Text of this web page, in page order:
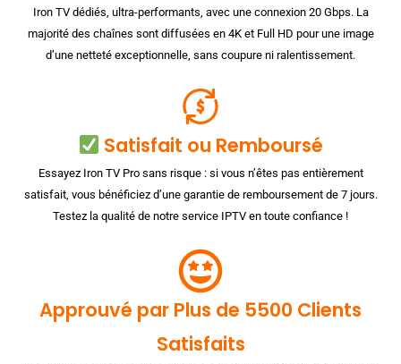
Iron TV dédiés, ultra-performants, avec une connexion 20 Gbps. La
majorité des chaînes sont diffusées en 4K et Full HD pour une image
d’une netteté exceptionnelle, sans coupure ni ralentissement.
Satisfait ou Remboursé
Essayez Iron TV Pro sans risque : si vous n’êtes pas entièrement
satisfait, vous bénéficiez d’une garantie de remboursement de 7 jours.
Testez la qualité de notre service IPTV en toute confiance !
Approuvé par Plus de 5500 Clients
Satisfaits